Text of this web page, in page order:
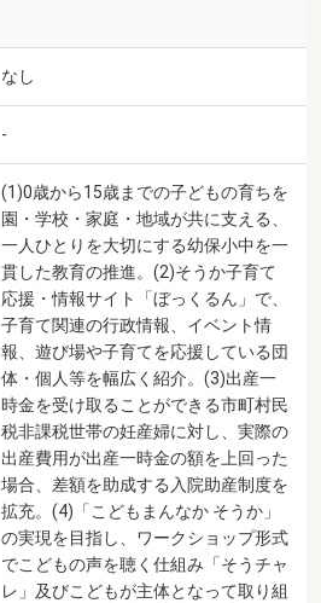
なし
-
(1)0歳から15歳までの子どもの育ちを
園・学校・家庭・地域が共に支える、
一人ひとりを大切にする幼保小中を一
貫した教育の推進。(2)そうか子育て
応援・情報サイト「ぼっくるん」で、
子育て関連の行政情報、イベント情
報、遊び場や子育てを応援している団
体・個人等を幅広く紹介。(3)出産一
時金を受け取ることができる市町村民
税非課税世帯の妊産婦に対し、実際の
出産費用が出産一時金の額を上回った
場合、差額を助成する入院助産制度を
拡充。(4)「こどもまんなか そうか」
の実現を目指し、ワークショップ形式
でこどもの声を聴く仕組み「そうチャ
レ」及びこどもが主体となって取り組